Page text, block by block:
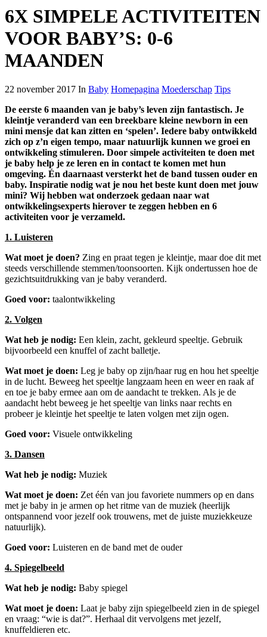
6X SIMPELE ACTIVITEITEN
VOOR BABY’S: 0-6
MAANDEN
22 november 2017 In Baby Homepagina Moederschap Tips
De eerste 6 maanden van je baby’s leven zijn fantastisch. Je
kleintje veranderd van een breekbare kleine newborn in een
mini mensje dat kan zitten en ‘spelen’. Iedere baby ontwikkeld
zich op z’n eigen tempo, maar natuurlijk kunnen we groei en
ontwikkeling stimuleren. Door simpele activiteiten te doen met
je baby help je ze leren en in contact te komen met hun
omgeving. Én daarnaast versterkt het de band tussen ouder en
baby. Inspiratie nodig wat je nou het beste kunt doen met jouw
mini? Wij hebben wat onderzoek gedaan naar wat
ontwikkelingsexperts hierover te zeggen hebben en 6
activiteiten voor je verzameld.
1. Luisteren
Wat moet je doen? Zing en praat tegen je kleintje, maar doe dit met
steeds verschillende stemmen/toonsoorten. Kijk ondertussen hoe de
gezichtsuitdrukking van je baby veranderd.
Goed voor: taalontwikkeling
2. Volgen
Wat heb je nodig: Een klein, zacht, gekleurd speeltje. Gebruik
bijvoorbeeld een knuffel of zacht balletje.
Wat moet je doen: Leg je baby op zijn/haar rug en hou het speeltje
in de lucht. Beweeg het speeltje langzaam heen en weer en raak af
en toe je baby ermee aan om de aandacht te trekken. Als je de
aandacht hebt beweeg je het speeltje van links naar rechts en
probeer je kleintje het speeltje te laten volgen met zijn ogen.
Goed voor: Visuele ontwikkeling
3. Dansen
Wat heb je nodig: Muziek
Wat moet je doen: Zet één van jou favoriete nummers op en dans
met je baby in je armen op het ritme van de muziek (heerlijk
ontspannend voor jezelf ook trouwens, met de juiste muziekkeuze
natuurlijk).
Goed voor: Luisteren en de band met de ouder
4. Spiegelbeeld
Wat heb je nodig: Baby spiegel
Wat moet je doen: Laat je baby zijn spiegelbeeld zien in de spiegel
en vraag: “wie is dat?”. Herhaal dit vervolgens met jezelf,
knuffeldieren etc.